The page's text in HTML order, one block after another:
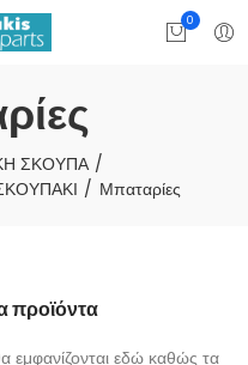
0
ΣΚΟΥΠΑ
Μπαταρίες
προϊόντα
εμφανίζονται εδώ καθώς τα